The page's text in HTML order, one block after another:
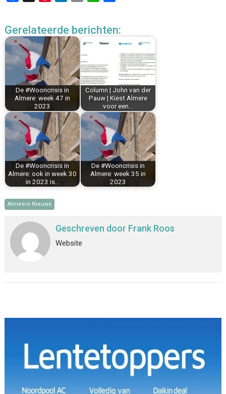
e
b
o
o
k
t
e
r
e
s
t
k
e
d
I
n
i
l
t
s
p
p
e
n
Gerelateerde berichten:
De #Wooncrisis in
Almere: week 47 in
2023
Column | John van der
Pauw | Kiest Almere
voor een…
De #Wooncrisis in
Almere: ook in week 30
in 2023 is…
De #Wooncrisis in
Almere: week 35 in
2023
Almeers Nieuws
Geschreven door Frank Roos
Website